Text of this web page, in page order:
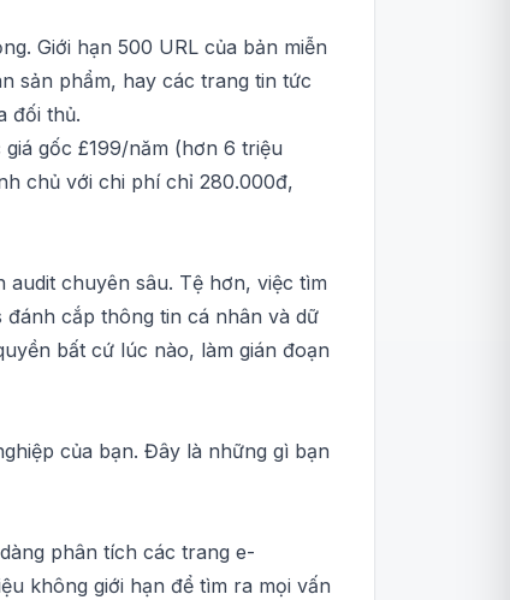
Giới hạn 500 URL của bản miễn
sản phẩm, hay các trang tin tức
đối thủ.
gốc £199/năm (hơn 6 triệu
chủ với chi phí chỉ 280.000đ,
chuyên sâu. Tệ hơn, việc tìm
cắp thông tin cá nhân và dữ
bất cứ lúc nào, làm gián đoạn
của bạn. Đây là những gì bạn
phân tích các trang e-
không giới hạn để tìm ra mọi vấn